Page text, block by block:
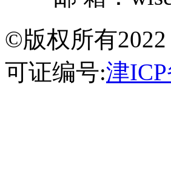
©版权所有
可证编号:津